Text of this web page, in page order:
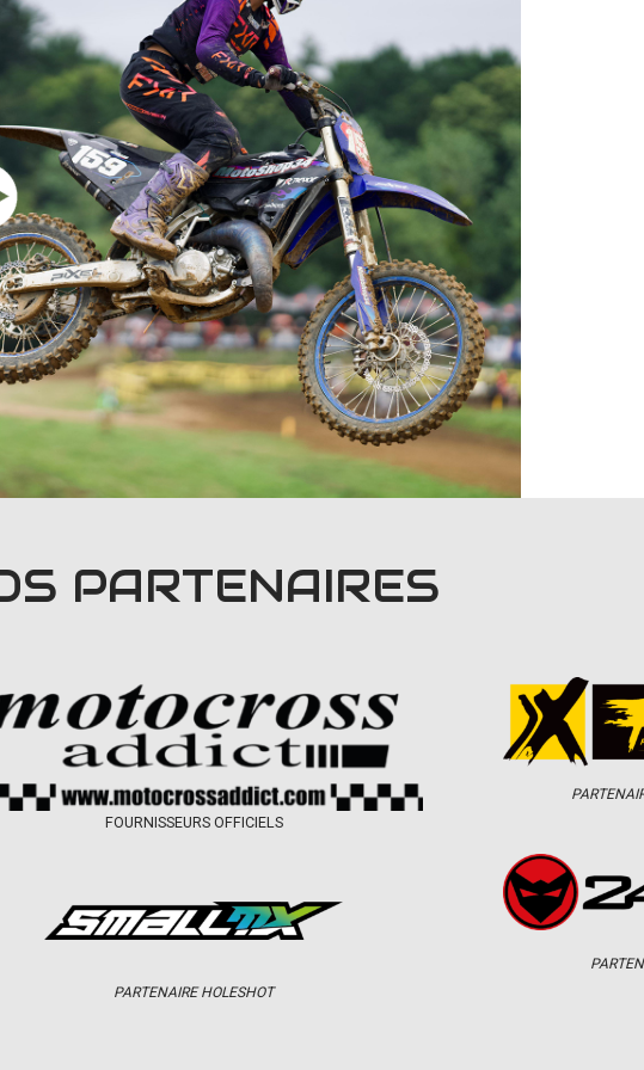
PARTENAIRES
FOURNISSEURS OFFICIELS
PARTENAIRE HOLESHOT